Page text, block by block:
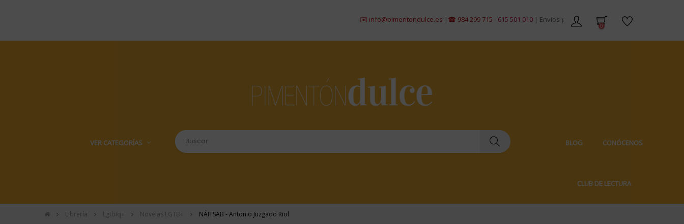
✉️ info@pimentondulce.es |☎ 984 299 715-615 501 010| Envíos gratis en pedidos de +59€ | Envíos 100%
0
VER CATEGORÍAS BLOG CONÓCENOS
CLUB DE LECTURA
Librería Lgtbiq+ Novelas LGTB+ NÁITSAB - Antonio Juzgado Riol